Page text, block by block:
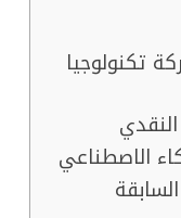
تكنولوجيا
الاصطناعي